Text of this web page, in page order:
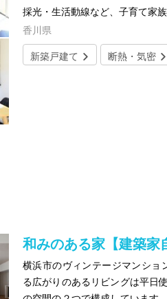
採光・生活動線など、子育て家
香川県
新築戸建て
断熱・気密
和みのある家【建築家
横浜市のヴィンテージマンショ
る広がりのあるリビングは平日